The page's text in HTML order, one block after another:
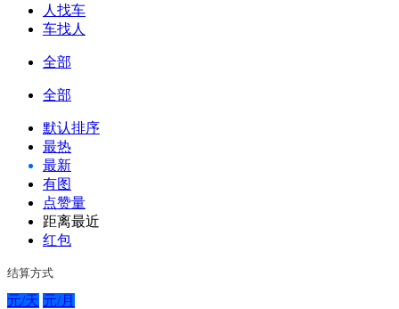
人找车
车找人
全部
全部
默认排序
最热
最新
有图
点赞量
距离最近
红包
结算方式
元/天 元/月